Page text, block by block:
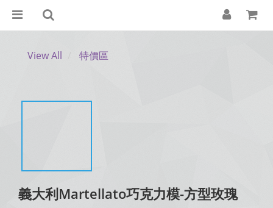
View All 特價區
義大利Martellato巧克力模-方型玫瑰